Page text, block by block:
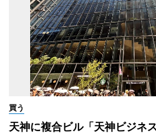
買う
天神に複合ビル「天神ビジネ